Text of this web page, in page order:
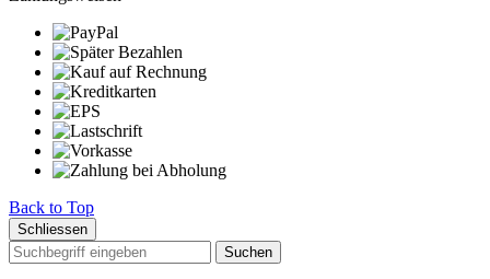
Back to Top
Schliessen
Suchen